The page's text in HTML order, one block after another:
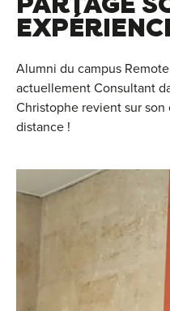
Alumni du campus
actuellement Consultant
Christophe revient sur
distance !